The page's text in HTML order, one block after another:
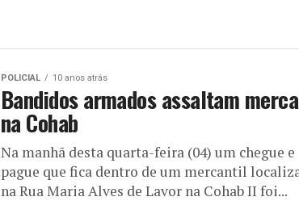
POLICIAL 10 anos atrás
Bandidos armados assaltam
na Cohab
Na manhã desta quarta-feira (04) um chegue e
pague que fica dentro de um mercantil
na Rua Maria Alves de Lavor na Cohab II foi...